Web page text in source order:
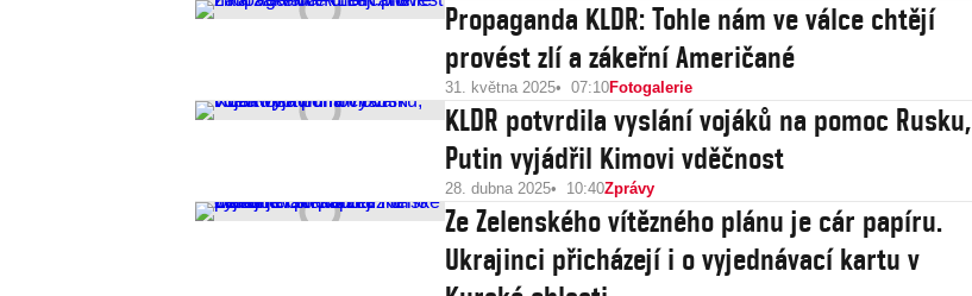
Propaganda KLDR: Tohle nám ve válce chtějí
provést zlí a zákeřní Američané
31. května 2025 07:10Fotogalerie
KLDR potvrdila vyslání vojáků na pomoc Rusku,
Putin vyjádřil Kimovi vděčnost
28. dubna 2025 10:40Zprávy
Ze Zelenského vítězného plánu je cár papíru.
Ukrajinci přicházejí i o vyjednávací kartu v